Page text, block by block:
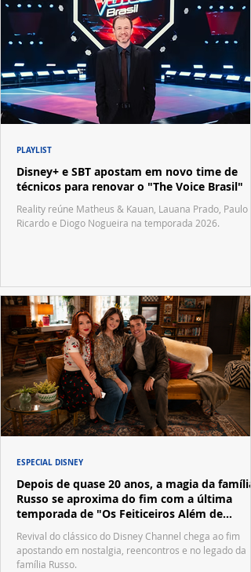
Disney+ e SBT apostam em novo time de
técnicos para renovar o "The Voice Brasil"
Reality reúne Matheus & Kauan, Lauana Prado, Paulo
Ricardo e Diogo Nogueira na temporada 2026.
PLAYLIST
Depois de quase 20 anos, a magia da família
Russo se aproxima do fim com a última
temporada de "Os Feiticeiros Além de
Waverly Place"
Revival do clássico do Disney Channel chega ao fim
apostando em nostalgia, reencontros e no legado da
família Russo.
ESPECIAL DISNEY